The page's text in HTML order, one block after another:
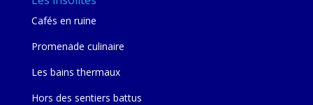
Cafés en ruine
Promenade culinaire
Les bains thermaux
Hors des sentiers battus